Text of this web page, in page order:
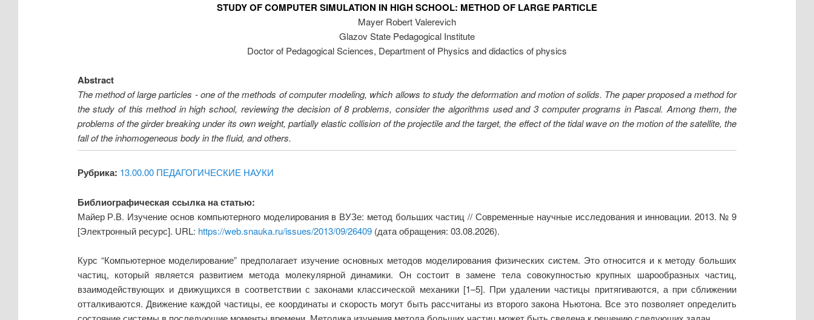
STUDY OF COMPUTER SIMULATION IN HIGH SCHOOL: METHOD OF LARGE PARTICLE
Mayer Robert Valerevich
Glazov State Pedagogical Institute
Doctor of Pedagogical Sciences, Department of Physics and didactics of physics
Abstract
The method of large particles - one of the methods of computer modeling, which allows to study the deformation and motion of solids. The paper proposed a method for
the study of this method in high school, reviewing the decision of 8 problems, consider the algorithms used and 3 computer programs in Pascal. Among them, the
problems of the girder breaking under its own weight, partially elastic collision of the projectile and the target, the effect of the tidal wave on the motion of the satellite, the
fall of the inhomogeneous body in the fluid, and others.
Рубрика: 13.00.00 ПЕДАГОГИЧЕСКИЕ НАУКИ
Библиографическая ссылка на статью:
Майер Р.В. Изучение основ компьютерного моделирования в ВУЗе: метод больших частиц // Современные научные исследования и инновации. 2013. № 9
[Электронный ресурс]. URL: https://web.snauka.ru/issues/2013/09/26409(дата обращения: 03.08.2026).
Курс “Компьютерное моделирование” предполагает изучение основных методов моделирования физических систем. Это относится и к методу больших
частиц, который является развитием метода молекулярной динамики. Он состоит в замене тела совокупностью крупных шарообразных частиц,
взаимодействующих и движущихся в соответствии с законами классической механики [1–5]. При удалении частицы притягиваются, а при сближении
отталкиваются. Движение каждой частицы, ее координаты и скорость могут быть рассчитаны из второго закона Ньютона. Все это позволяет определить